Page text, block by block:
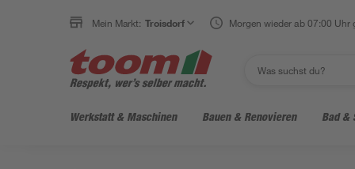
Mein Markt: Troisdorf Morgen wieder ab 07:00 Uhr
Werkstatt & Maschinen Bauen & Renovieren Bad &